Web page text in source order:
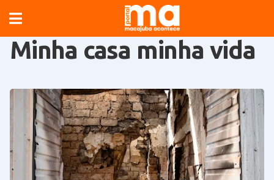
Minha casa minha vida